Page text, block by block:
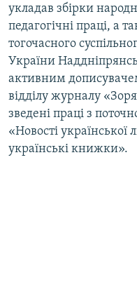
укладав збірки
педагогічні праці, а
тогочасного
України
активним
відділу журналу
зведені праці з
«Новості української
українські книжки».